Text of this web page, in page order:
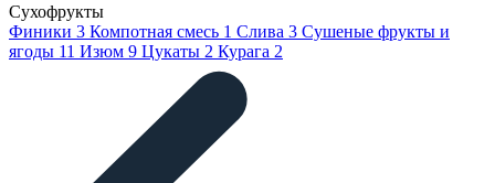
Сухофрукты
Финики 3 Компотная смесь 1 Слива 3 Сушеные фрукты и
ягоды 11 Изюм 9 Цукаты 2 Курага 2